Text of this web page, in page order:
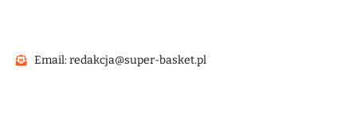
Email: redakcja@super-basket.pl